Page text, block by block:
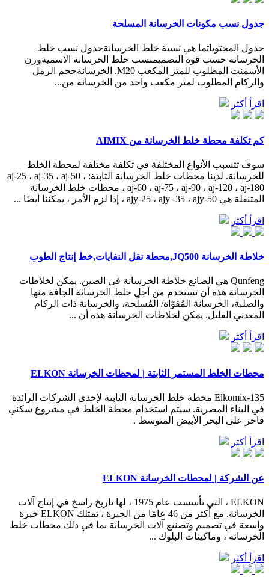
جدول نسب مكونات الخرسانة المسلحة
جدول المحتوياتما هي نسبة خلط الخرسانةجدول نسب خلط
الخرسانة حسب قوة التصميمنسب خلط الخرسانة الاسميةوزن
الأسمنت المطلوب للمتر المكعب M20. الخرسانةحجم الرمل
والركام المطلوب لمتر مكعب واحد من الخرسانة من...
اقرأ أكثر
كم تكلفة محطة خلط الخرسانة من AIMIX
سوف تتسبب الأنواع المختلفة في تكلفة مختلفة لمحطة الخلط
للخرسانة. لدينا محطات خلط الخرسانة الثابتة: aj-25 ، aj-35 ، aj-50 ،
aj-60 ، aj-75 ، aj-90 ، aj-120 ، aj-180 ، محطات خلط الخرسانة
المتنقلة هي ajy-25 ، ajy -35 ، ajy-50 ، إذا لزم الأمر ، يمكننا أيضًا ...
اقرأ أكثر
خلاطة الخرسانة JQ500,محطة نقل النفايات,خط إنتاج الطوب
Qunfeng هي الصانع خلاطة الخرسانة في الصين. يمكن لخلاطات
الخرسانة هذه أن تستخدم من أجل خلط الخرسانة الجافة منها
والصلبة، الخرسانة المُقوَّاة/ المُسلَّحة، والخرسانة ذات الركام
المعدني القليل. يمكن لخلاطات الخرسانة هذه أن ...
اقرأ أكثر
محطات الخلط المستمر الثابتة | لمحطات الخرسانة ELKON
Elkomix-135 محطة خلط الخرسانة الثابتة لإحدى الشركات الرائدة
في البناء المصرية. سيتم استخدام محطة الخلط في مشروع سكني
فاخر على البحر الأبيض المتوسط .
اقرأ أكثر
عن الشركة | لمحطات الخرسانة ELKON
ELKON ، التي تأسست عام 1975 ، لها تاريخ راسخ في إنتاج آلات
الخرسانة. مع أكثر من 46 عامًا من الخبرة ، تمتلك ELKON خبرة
واسعة في تصميم وتصنيع آلات الخرسانة بما في ذلك محطات خلط
الخرسانة ، وماكينات البلوك ...
اقرأ أكثر